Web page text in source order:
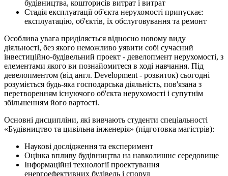
будівництва, кошторисів витрат і витрат
Стадія експлуатації об'єкта нерухомості припускає:
експлуатацію, об'єктів, їх обслуговування та ремонт
Особлива увага приділяється відносно новому виду
діяльності, без якого неможливо уявити собі сучасний
інвестиційно-будівельний проект - девелопмент нерухомості, з
елементами якого ви познайомитеся в ході навчання. Під
девелопментом (від англ. Development - розвиток) сьогодні
розуміється будь-яка господарська діяльність, пов'язана з
перетворенням існуючого об'єкта нерухомості і супутнім
збільшенням його вартості.
Основні дисципліни, які вивчають студенти спеціальності
«Будівництво та цивільна інженерія» (підготовка магістрів):
Наукові дослідження та експеримент
Оцінка впливу будівництва на навколишнє середовище
Інформаційні технології проектування
енергоефективних будівель і споруд